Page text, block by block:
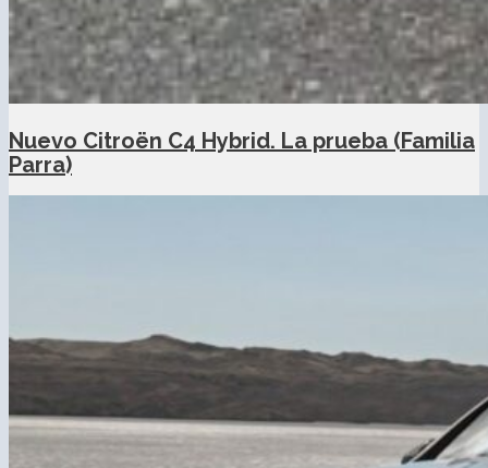
Nuevo Citroën C4 Hybrid. La prueba (Familia
Parra)